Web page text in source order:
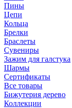
Пины
Цепи
Кольца
Брелки
Браслеты
Сувениры
Зажим для галстука
Шармы
Сертификаты
Все товары
Бижутерия дерево
Коллекции